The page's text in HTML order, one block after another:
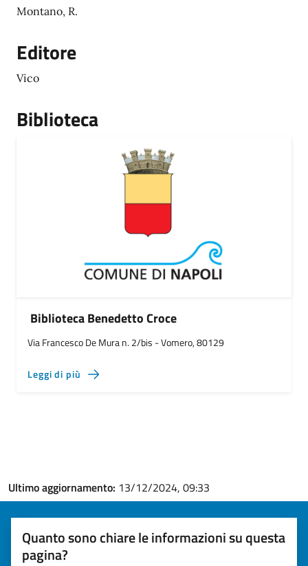
Montano, R.
Editore
Vico
Biblioteca
Biblioteca Benedetto Croce
Via Francesco De Mura n. 2/bis - Vomero, 80129
Leggi di più
Ultimo aggiornamento: 13/12/2024, 09:33
Quanto sono chiare le informazioni su questa
pagina?